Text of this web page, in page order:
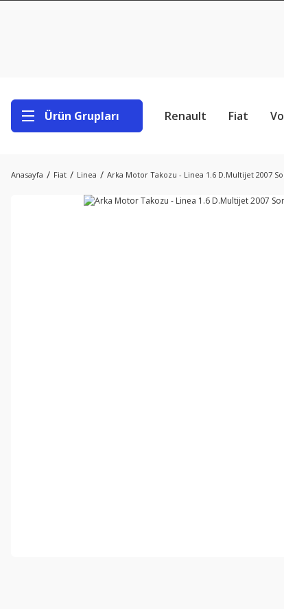
Ürün Grupları Renault Fiat
Anasayfa Fiat Linea Arka Motor Takozu - Linea 1.6 D.Multijet 2007